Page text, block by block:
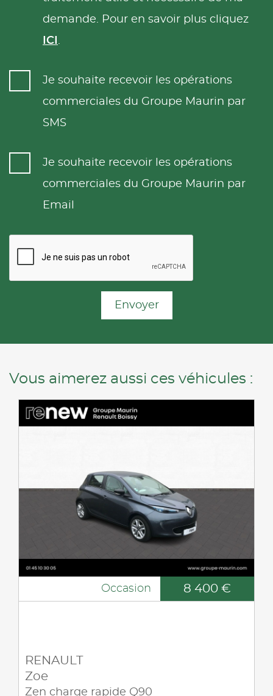
demande. Pour en savoir plus cliquez
ICI .
Je souhaite recevoir les opérations
commerciales du Groupe Maurin par
SMS
Je souhaite recevoir les opérations
commerciales du Groupe Maurin par
Email
Envoyer
Vous aimerez aussi ces véhicules :
Occasion 8 400 €
RENAULT
Zoe
Zen charge rapide Q90